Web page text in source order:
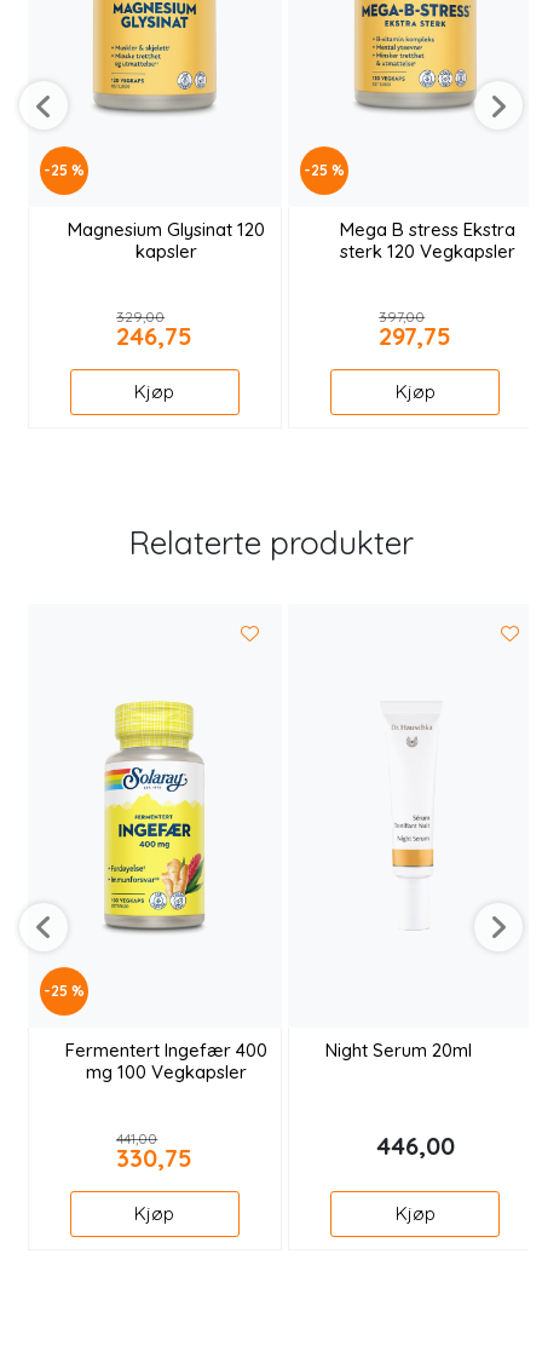
-25 %
Magnesium Glysinat 120
kapsler
329,00
246,75
Kjøp
-25 %
Mega B stress Ekstra
sterk 120 Vegkapsler
397,00
297,75
Kjøp
Relaterte produkter
-25 %
Fermentert Ingefær 400
mg 100 Vegkapsler
441,00
330,75
Kjøp
Night Serum 20ml
446,00
Kjøp